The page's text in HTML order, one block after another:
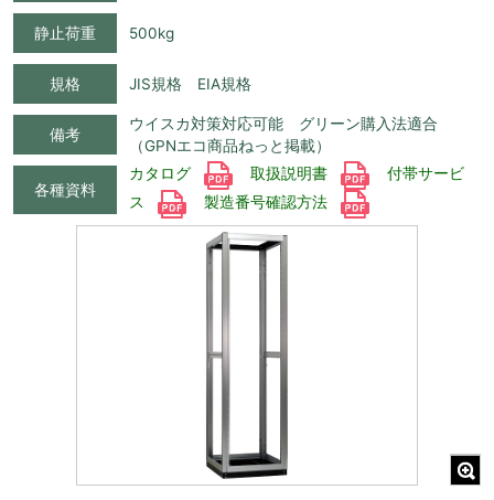
静止荷重 500kg
規格 JIS規格 EIA規格
備考
ウイスカ対策対応可能 グリーン購入法適合
（GPNエコ商品ねっと掲載）
各種資料
カタログ 取扱説明書
付帯サービ
ス
製造番号確認方法